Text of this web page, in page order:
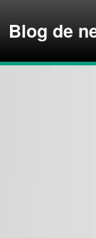
Blog de